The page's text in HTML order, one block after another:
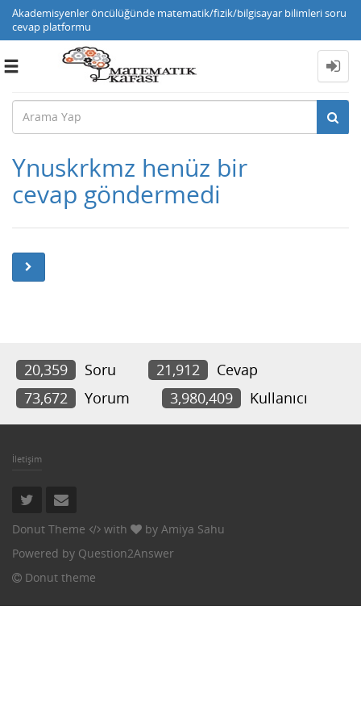
Akademisyenler öncülüğünde matematik/fizik/bilgisayar bilimleri soru
cevap platformu
Toggle
Ynuskrkmz henüz bir
cevap göndermedi
20,359 Soru 21,912
Cevap
73,672
Yorum 3,980,409 Kullanıcı
İletişim
Donut Theme with by Amiya Sahu
Powered by Question2Answer
Donut theme